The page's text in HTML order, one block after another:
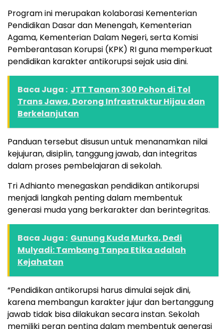
Program ini merupakan kolaborasi Kementerian
Pendidikan Dasar dan Menengah, Kementerian
Agama, Kementerian Dalam Negeri, serta Komisi
Pemberantasan Korupsi (KPK) RI guna memperkuat
pendidikan karakter antikorupsi sejak usia dini.
Baca Juga : JTT Tanam 300 Pohon di Tol
Trans Jawa, Dorong Infrastruktur Hijau dan
Berkelanjutan
Panduan tersebut disusun untuk menanamkan nilai
kejujuran, disiplin, tanggung jawab, dan integritas
dalam proses pembelajaran di sekolah.
Tri Adhianto menegaskan pendidikan antikorupsi
menjadi langkah penting dalam membentuk
generasi muda yang berkarakter dan berintegritas.
Baca Juga : Gunung Kuda Murka, Dedi
Mulyadi: Tambang Tanpa Etika adalah
Kejahatan
“Pendidikan antikorupsi harus dimulai sejak dini,
karena membangun karakter jujur dan bertanggung
jawab tidak bisa dilakukan secara instan. Sekolah
memiliki peran penting dalam membentuk generasi